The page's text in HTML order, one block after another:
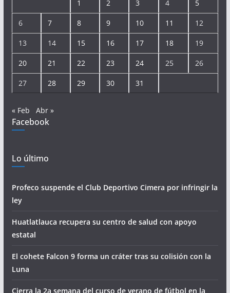
1 2 3 4 5
6 7 8 9 10 11 12
13 14 15 16 17 18 19
20 21 22 23 24 25 26
27 28 29 30 31
« Feb Abr »
Facebook
Lo último
Profeco suspende el Club Deportivo Cimera por infringir la
ley
Huatlatlauca recupera su centro de salud con apoyo
estatal
El cohete Falcon 9 forma un cráter tras su colisión con la
Luna
Cierra la 2a semana del curso de verano de fútbol en la